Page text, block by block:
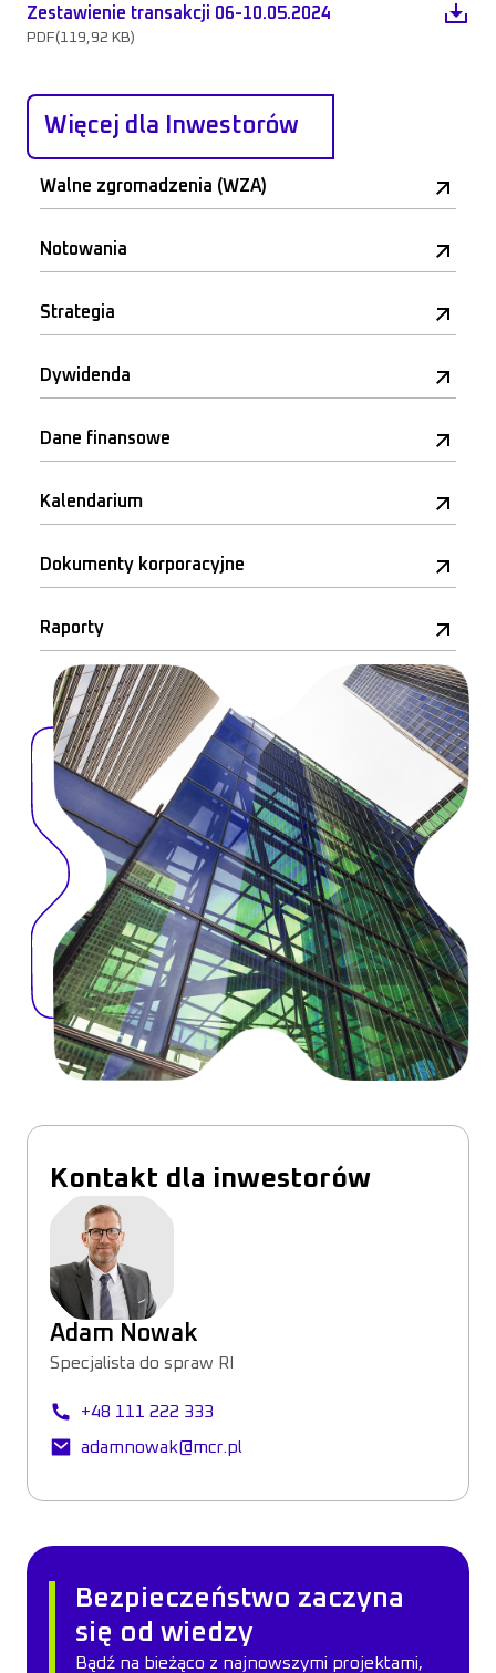
Zestawienie transakcji 06-10.05.2024
PDF(119,92 KB)
Więcej dla Inwestorów
Walne zgromadzenia (WZA)
Notowania
Strategia
Dywidenda
Dane finansowe
Kalendarium
Dokumenty korporacyjne
Raporty
Kontakt dla inwestorów
Adam Nowak
Specjalista do spraw RI
+48 111 222 333
adamnowak@mcr.pl
Bezpieczeństwo zaczyna
się od wiedzy
Bądź na bieżąco z najnowszymi projektami,